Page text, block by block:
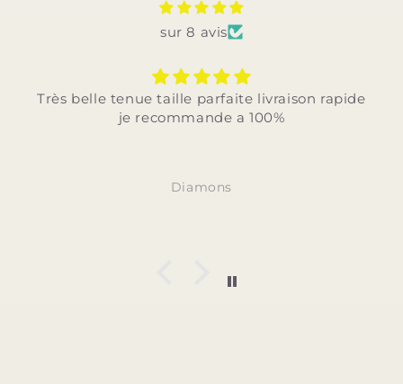
sur 8 avis
Très belle tenue taille parfaite livraison rapide
je recommande a 100%
Diamons